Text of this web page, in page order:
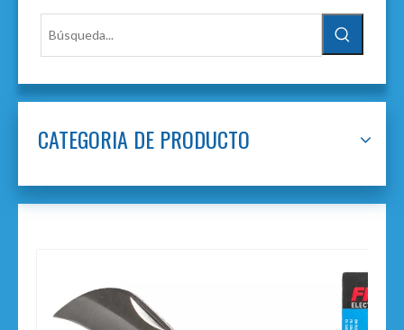
CATEGORIA DE PRODUCTO